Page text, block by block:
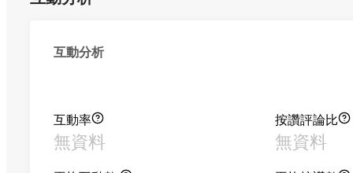
互動分析
互動率
無資料
按讚評論比
無資料